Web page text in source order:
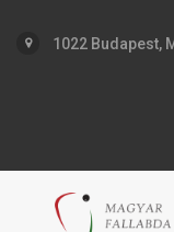
1022 Budapest,